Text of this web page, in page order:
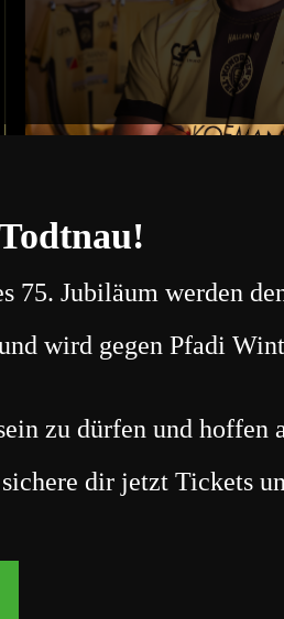
Jubiläum werden
wird gegen Pfadi
zu dürfen und hoffen
dir jetzt Tickets